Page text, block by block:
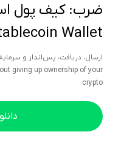
Wallet
ارسال، دریافت، پس‌انداز و
giving up ownership of your
crypto